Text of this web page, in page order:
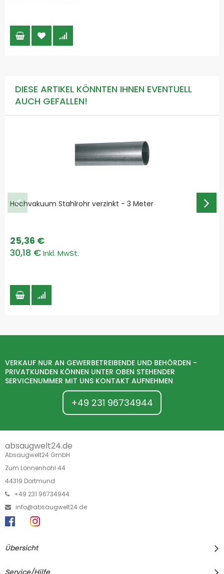
DIESE ARTIKEL KÖNNTEN IHNEN EVENTUELL
AUCH GEFALLEN!
Hochvakuum Stahlrohr verzinkt - 3 Meter
30,18 €
25,36 €
VERKAUF NUR AN GEWERBETREIBENDE UND BEHÖRDEN -
PRIVATKUNDEN KÖNNEN UNTER OBEN STEHENDER
SERVICENUMMER MIT UNS KONTAKT AUFNEHMEN
+49 231 96734944
absaugwelt24.de
Absaugwelt24 GmbH
Zum Lonnenhohl 44
44319 Dortmund
+49 231 96734944
info@absaugwelt24.de
Übersicht
Service/Hilfe